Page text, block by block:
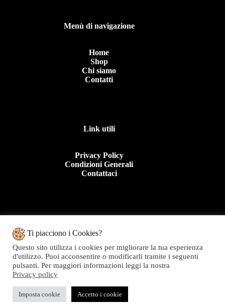
Menù di navigazione
Home
Shop
Chi siamo
Contatti
Link utili
Privacy Policy
Condizioni Generali
Contattaci
Tel: +39 0963 44950
E.mail:info@topolinomoda.it
Via Forgiari, 11 – 89900 Vibo Valentia (VV)
Topolino Moda - P.IVA 01282020799
Copyright © 2026 Topolino Moda - Web powered by
Ti piacciono i Cookies?
Questo sito utilizza i cookies per migliorare la tua esperienza
d'utilizzo. Puoi acconsentire o modificarli tramite i seguenti
pulsanti. Per maggiori informazioni leggi la nostra
Privacy policy
Imposta cookie Accetto i cookie